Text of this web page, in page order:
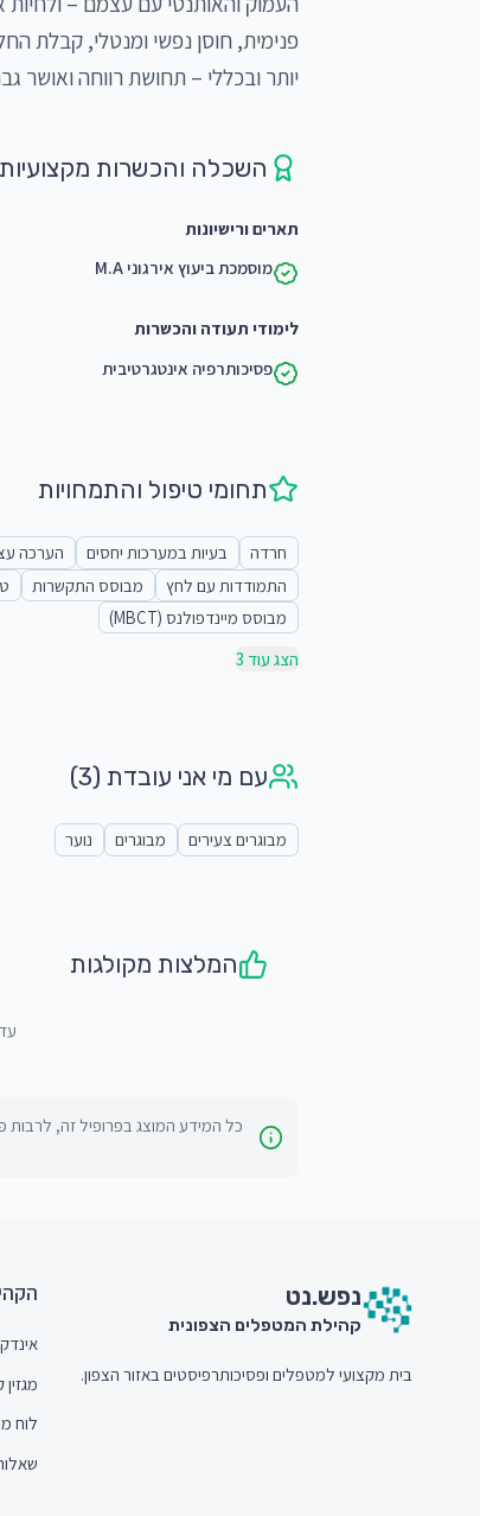
יותר ובכללי – תחושת רווחה ואושר
השכלה והכשרות מקצועיות
תארים ורישיונות
מוסמכת ביעוץ אירגוני M.A
לימודי תעודה והכשרות
פסיכותרפיה אינטגרטיבית
תחומי טיפול והתמחויות
חרדה בעיות במערכות יחסים הערכה
התמודדות עם לחץ
מבוסס התקשרות
מבוסס מיינדפולנס (MBCT)
הצג עוד 3
עם מי אני עובדת (3)
מבוגרים צעירים מבוגרים נוער
המלצות מקולגות
כל המידע המוצג בפרופיל זה, לרבות
נפש.נט
קהילת המטפלים הצפונית
בית מקצועי למטפלים ופסיכותרפיסטים באזור הצפון.
לוח